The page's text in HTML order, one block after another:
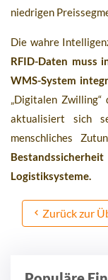
niedrigen
Die wahre
RFID-Daten muss
WMS-System
„Digitalen
aktualisiert sich
menschliches
Bestandssicherheit
Logistiksysteme.
Zurück zur